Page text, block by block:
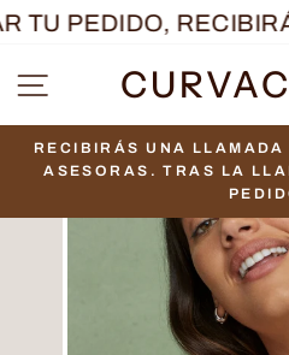
Ir
PEDIDO,
NAVEGACIÓN
RECIBIRÁS UNA
ASESORAS. TRAS LA